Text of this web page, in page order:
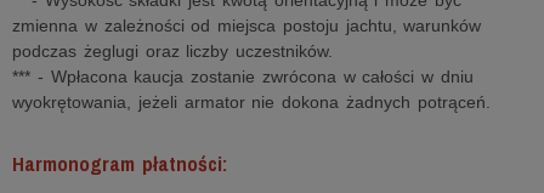
zmienna w zależności od miejsca postoju jachtu, warunków
podczas żeglugi oraz liczby uczestników.
*** - Wpłacona kaucja zostanie zwrócona w całości w dniu
wyokrętowania, jeżeli armator nie dokona żadnych potrąceń.
Harmonogram płatności: